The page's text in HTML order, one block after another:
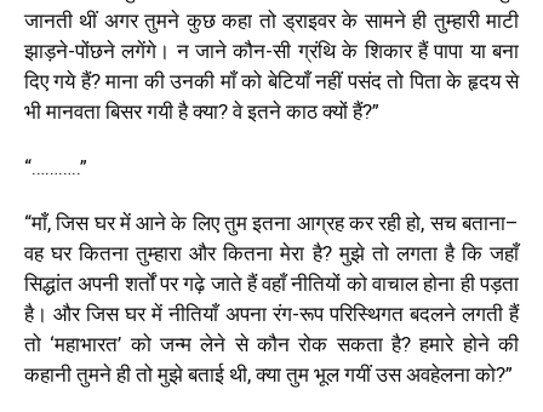
जानती थीं अगर तुमने कुछ कहा तो ड्राइवर के सामने ही तुम्हारी माटी
झाड़ने-पोंछने लगेंगे। न जाने कौन-सी ग्रंथि के शिकार हैं पापा या बना
दिए गये हैं?माना की उनकी माँ को बेटियाँ नहीं पसंद तो पिता के हृदय से
भी मानवता बिसर गयी है क्या?वे इतने काठ क्यों हैं?”
“………..”
“माँ,जिस घर में आने के लिए तुम इतना आग्रह कर रही हो,सच बताना–
वह घर कितना तुम्हारा और कितना मेरा है?मुझे तो लगता है कि जहाँ
सिद्धांत अपनी शर्तों पर गढ़े जाते हैं वहाँ नीतियों को वाचाल होना ही पड़ता
है। और जिस घर में नीतियाँ अपना रंग-रूप परिस्थिगत बदलने लगती हैं
तो ‘महाभारत’को जन्म लेने से कौन रोक सकता है?हमारे होने की
कहानी तुमने ही तो मुझे बताई थी,क्या तुम भूल गयीं उस अवहेलना को?”